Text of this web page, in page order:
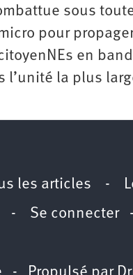
sous
pour
en
l’unité la plus
les articles -
- Se connecter